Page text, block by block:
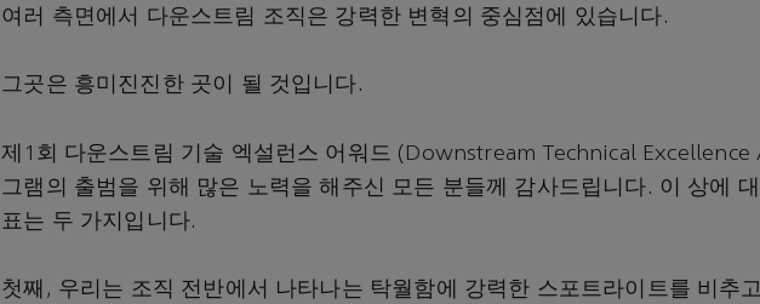
여러 측면에서 다운스트림 조직은 강력한 변혁의 중심점에 있습니다.
그곳은 흥미진진한 곳이 될 것입니다.
제1회 다운스트림 기술 엑설런스 어워드 (Downstream Technical Excellence
그램의 출범을 위해 많은 노력을 해주신 모든 분들께 감사드립니다. 이 상에
표는 두 가지입니다.
첫째, 우리는 조직 전반에서 나타나는 탁월함에 강력한 스포트라이트를 비추